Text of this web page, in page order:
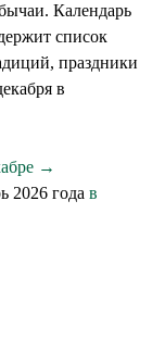
Календарь
список
праздники
в
→
2026 года в